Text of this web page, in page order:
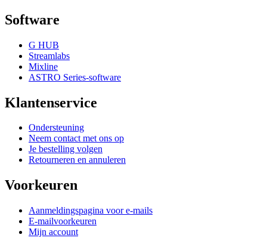
Software
G HUB
Streamlabs
Mixline
ASTRO Series-software
Klantenservice
Ondersteuning
Neem contact met ons op
Je bestelling volgen
Retourneren en annuleren
Voorkeuren
Aanmeldingspagina voor e-mails
E-mailvoorkeuren
Mijn account